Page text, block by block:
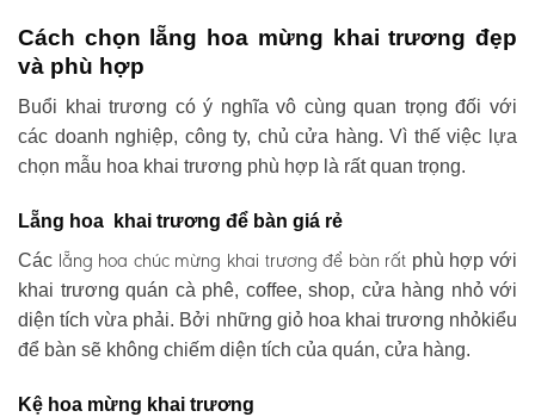
Cách chọn lẵng hoa mừng khai trương đẹp
và phù hợp
Buổi khai trương có ý nghĩa vô cùng quan trọng đối với
các doanh nghiệp, công ty, chủ cửa hàng. Vì thế việc lựa
chọn mẫu hoa khai trương phù hợp là rất quan trọng.
Lẵng hoa khai trương để bàn giá rẻ
Các lẵng hoa chúc mừng khai trương để bàn rất phù hợp với
khai trương quán cà phê, coffee, shop, cửa hàng nhỏ với
diện tích vừa phải. Bởi những giỏ hoa khai trương nhỏkiểu
để bàn sẽ không chiếm diện tích của quán, cửa hàng.
Kệ hoa mừng khai trương